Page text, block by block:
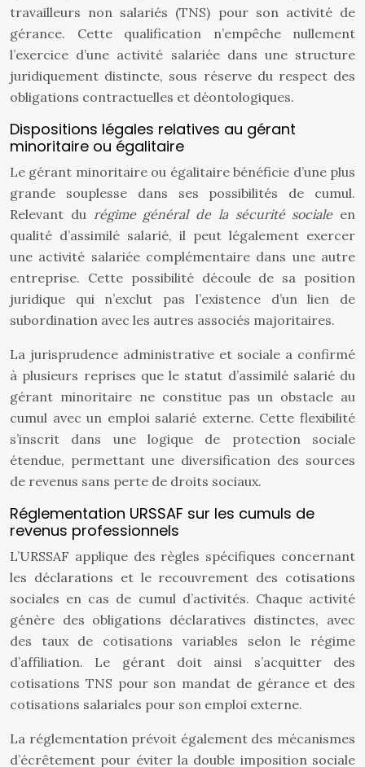
travailleurs non salariés (TNS) pour son activité de
gérance. Cette qualification n’empêche nullement
l’exercice d’une activité salariée dans une structure
juridiquement distincte, sous réserve du respect des
obligations contractuelles et déontologiques.
Dispositions légales relatives au gérant
minoritaire ou égalitaire
Le gérant minoritaire ou égalitaire bénéficie d’une plus
grande souplesse dans ses possibilités de cumul.
Relevant du régime général de la sécurité sociale en
qualité d’assimilé salarié, il peut légalement exercer
une activité salariée complémentaire dans une autre
entreprise. Cette possibilité découle de sa position
juridique qui n’exclut pas l’existence d’un lien de
subordination avec les autres associés majoritaires.
La jurisprudence administrative et sociale a confirmé
à plusieurs reprises que le statut d’assimilé salarié du
gérant minoritaire ne constitue pas un obstacle au
cumul avec un emploi salarié externe. Cette flexibilité
s’inscrit dans une logique de protection sociale
étendue, permettant une diversification des sources
de revenus sans perte de droits sociaux.
Réglementation URSSAF sur les cumuls de
revenus professionnels
L’URSSAF applique des règles spécifiques concernant
les déclarations et le recouvrement des cotisations
sociales en cas de cumul d’activités. Chaque activité
génère des obligations déclaratives distinctes, avec
des taux de cotisations variables selon le régime
d’affiliation. Le gérant doit ainsi s’acquitter des
cotisations TNS pour son mandat de gérance et des
cotisations salariales pour son emploi externe.
La réglementation prévoit également des mécanismes
d’écrêtement pour éviter la double imposition sociale